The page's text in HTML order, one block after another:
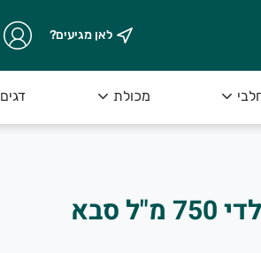
לאן מגיעים?
מכולת דגים
שמן זית בלדי 750 מ"ל סבא